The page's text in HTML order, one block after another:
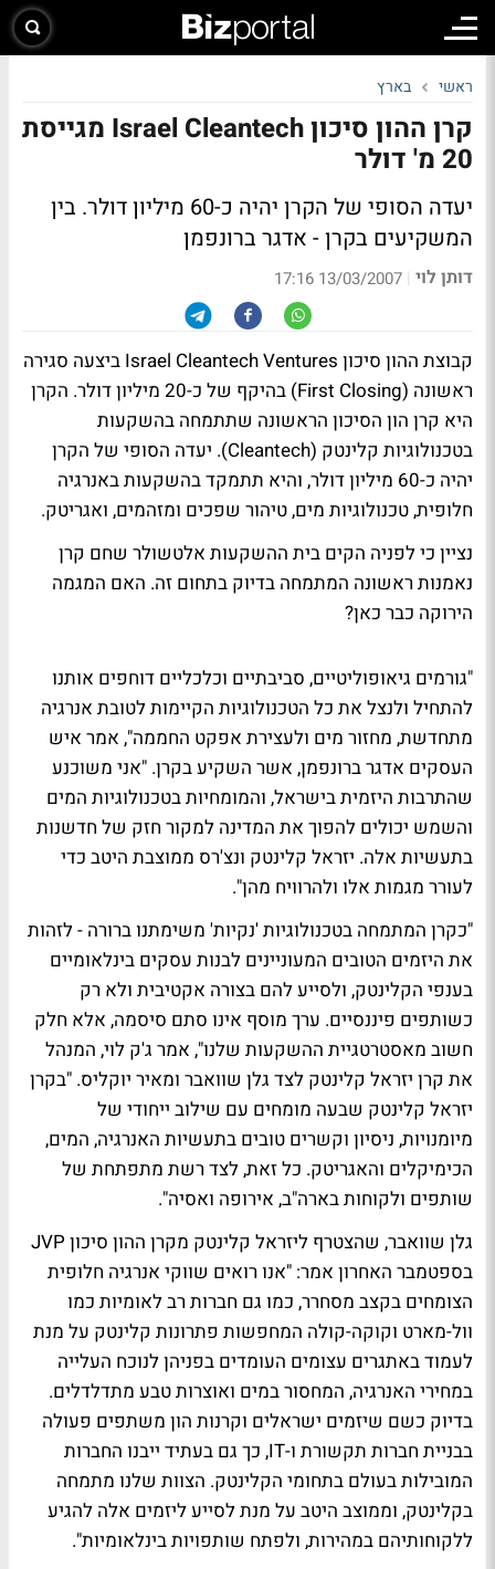
ראשי בארץ
קרן ההון סיכון Israel Cleantech מגייסת
20 מ' דולר
יעדה הסופי של הקרן יהיה כ-60 מיליון דולר. בין
המשקיעים בקרן - אדגר ברונפמן
דותן לוי |
13/03/2007 17:16
קבוצת ההון סיכון Israel Cleantech Ventures ביצעה סגירה
ראשונה (First Closing) בהיקף של כ-20 מיליון דולר. הקרן
היא קרן הון הסיכון הראשונה שתתמחה בהשקעות
בטכנולוגיות קלינטק (Cleantech). יעדה הסופי של הקרן
יהיה כ-60 מיליון דולר, והיא תתמקד בהשקעות באנרגיה
חלופית, טכנולוגיות מים, טיהור שפכים ומזהמים, ואגריטק.
נציין כי לפניה הקים בית ההשקעות אלטשולר שחם קרן
נאמנות ראשונה המתמחה בדיוק בתחום זה. האם המגמה
הירוקה כבר כאן?
"גורמים גיאופוליטיים, סביבתיים וכלכליים דוחפים אותנו
להתחיל ולנצל את כל הטכנולוגיות הקיימות לטובת אנרגיה
מתחדשת, מחזור מים ולעצירת אפקט החממה", אמר איש
העסקים אדגר ברונפמן, אשר השקיע בקרן. "אני משוכנע
שהתרבות היזמית בישראל, והמומחיות בטכנולוגיות המים
והשמש יכולים להפוך את המדינה למקור חזק של חדשנות
בתעשיות אלה. יזראל קלינטק ונצ'רס ממוצבת היטב כדי
לעורר מגמות אלו ולהרוויח מהן".
"כקרן המתמחה בטכנולוגיות 'נקיות' משימתנו ברורה - לזהות
את היזמים הטובים המעוניינים לבנות עסקים בינלאומיים
בענפי הקלינטק, ולסייע להם בצורה אקטיבית ולא רק
כשותפים פיננסיים. ערך מוסף אינו סתם סיסמה, אלא חלק
חשוב מאסטרטגיית ההשקעות שלנו", אמר ג'ק לוי, המנהל
את קרן יזראל קלינטק לצד גלן שוואבר ומאיר יוקליס. "בקרן
יזראל קלינטק שבעה מומחים עם שילוב ייחודי של
מיומנויות, ניסיון וקשרים טובים בתעשיות האנרגיה, המים,
הכימיקלים והאגריטק. כל זאת, לצד רשת מתפתחת של
שותפים ולקוחות בארה"ב, אירופה ואסיה".
גלן שוואבר, שהצטרף ליזראל קלינטק מקרן ההון סיכון JVP
בספטמבר האחרון אמר: "אנו רואים שווקי אנרגיה חלופית
הצומחים בקצב מסחרר, כמו גם חברות רב לאומיות כמו
וול-מארט וקוקה-קולה המחפשות פתרונות קלינטק על מנת
לעמוד באתגרים עצומים העומדים בפניהן לנוכח העלייה
במחירי האנרגיה, המחסור במים ואוצרות טבע מתדלדלים.
בדיוק כשם שיזמים ישראלים וקרנות הון משתפים פעולה
בבניית חברות תקשורת ו-IT, כך גם בעתיד ייבנו החברות
המובילות בעולם בתחומי הקלינטק. הצוות שלנו מתמחה
בקלינטק, וממוצב היטב על מנת לסייע ליזמים אלה להגיע
ללקוחותיהם במהירות, ולפתח שותפויות בינלאומיות".